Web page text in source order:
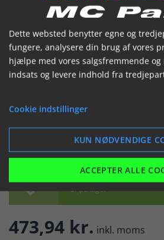
K&N Air Filter Wrap

 Er på lager
473,94 kr. inkl. moms
Dette websted benytter egne og
fungere, analysere din brug af vores
hjælpe med vores salgsfremmende
indsats og levere indhold fra
Cookie indstillinger
KUN NØDVENDIGE
ACCEPTER ALLE